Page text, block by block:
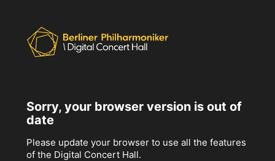
Sorry, your browser version is out of
date
Please update your browser to use all the features
of the Digital Concert Hall.